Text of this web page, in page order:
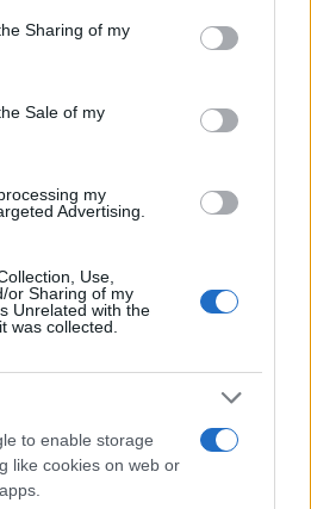
behaviour. You may click to
and its third-party tags to
purposes in below Google
Sharing of my
Sale of my
my
Advertising.
Use,
or Sharing of my
Unrelated with the
was collected.
to enable storage
like cookies on web or
ΑΙΧΜΕΣ
και συμφωνίες
Άλλοι γνωρίζουν τον προορισμό
πορεία, ενώ έχουν ξεκινήσει για
σημείο. Η κινητικότητα είναι